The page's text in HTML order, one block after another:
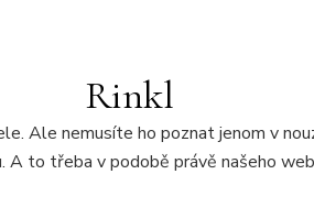
Rinkl
Ale nemusíte ho poznat jenom v
A to třeba v podobě právě našeho